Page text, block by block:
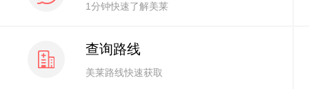
1分钟快速了解美莱
查询路线
美莱路线快速获取